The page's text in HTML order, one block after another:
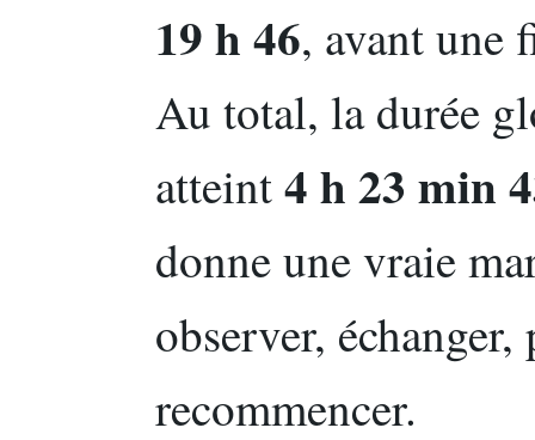
19 h 46, avant une
Au total, la durée
atteint4 h 23 min
donne une vraie
observer,
recommencer.